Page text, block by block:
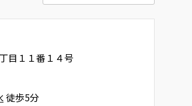
目１１番１４号
徒歩5分